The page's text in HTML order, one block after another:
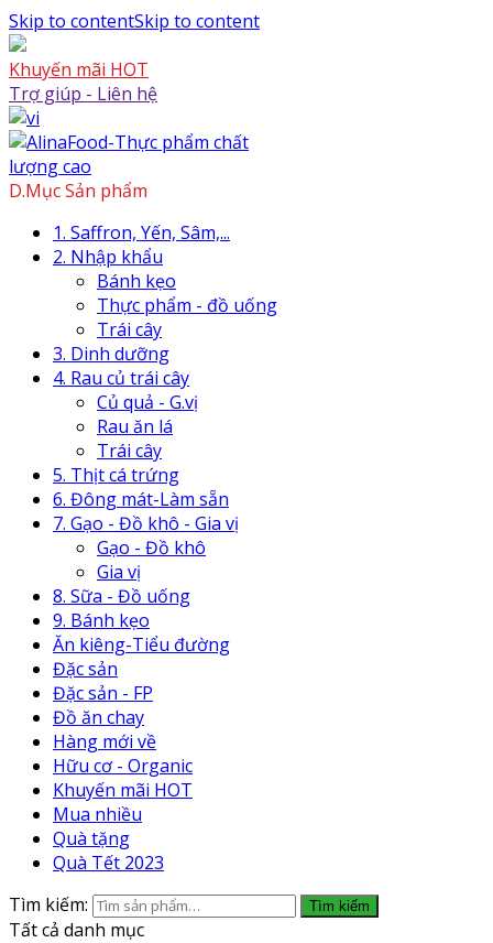
Skip to contentSkip to content
Khuyến mãi HOT
Trợ giúp - Liên hệ
D.Mục Sản phẩm
1. Saffron, Yến, Sâm,...
2. Nhập khẩu
Bánh kẹo
Thực phẩm - đồ uống
Trái cây
3. Dinh dưỡng
4. Rau củ trái cây
Củ quả - G.vị
Rau ăn lá
Trái cây
5. Thịt cá trứng
6. Đông mát-Làm sẵn
7. Gạo - Đồ khô - Gia vị
Gạo - Đồ khô
Gia vị
8. Sữa - Đồ uống
9. Bánh kẹo
Ăn kiêng-Tiểu đường
Đặc sản
Đặc sản - FP
Đồ ăn chay
Hàng mới về
Hữu cơ - Organic
Khuyến mãi HOT
Mua nhiều
Quà tặng
Quà Tết 2023
Tìm kiếm:
Tìm kiếm
Tất cả danh mục